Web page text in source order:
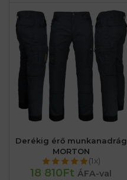
Derékig érő munkanadrág
MORTON
(1x)
18 810Ft ÁFA-val